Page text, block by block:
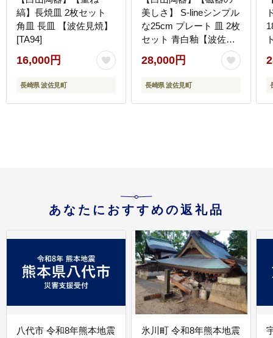
縞】長焼皿 2枚セット
角皿 長皿 【波佐見焼】
[TA94]
16,000円
長崎県 波佐見町
美しさ】 S-lineシンプル
な25cm プレート 皿 2枚
セット 青白釉【波佐見
焼】 [TA57]
28,000円
長崎県 波佐見町
あなたにおすすめの返礼品
八代市 令和8年熊本地震
氷川町 令和8年熊本地震